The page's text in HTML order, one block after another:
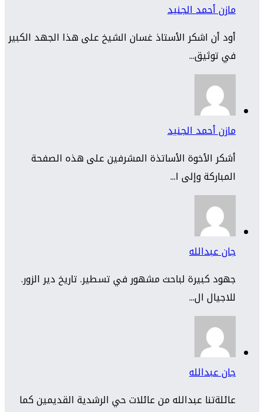
مازن أحمد الجنيد
أود أن اشكر الأستاذ غسان الشيخ على هذا الجهد الكبير
في توثيق...
مازن أحمد الجنيد
أشكر الأخوة الأساتذة المشرفين على هذه الصفحة
المباركة وإلى ا...
جان عبدالله
جهود كبيرة لباحث مشهور في تسطير. تاريخ دير الزور.
للاجيال ال...
جان عبدالله
عائلةتنا عبدالله من عائلات حي الرشدية القديمين كما